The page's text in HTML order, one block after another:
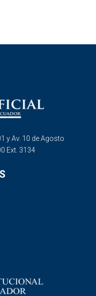
y Av. 10 de Agosto
Ext. 3134